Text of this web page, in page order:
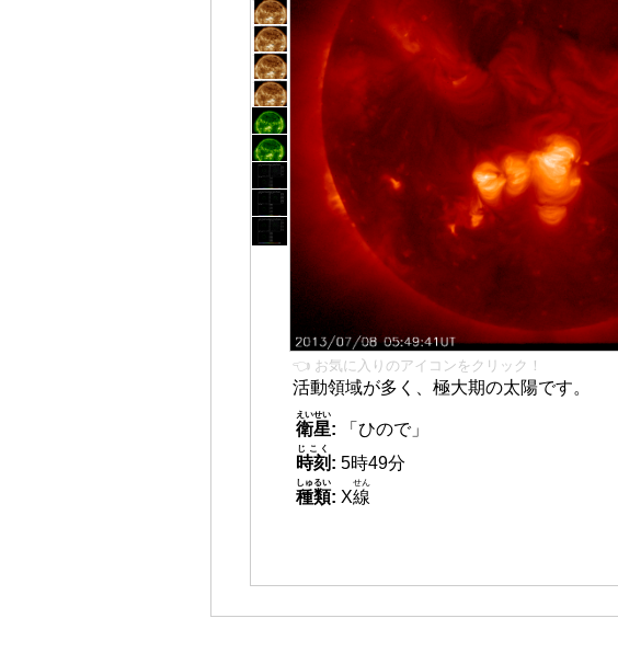
👈 お気に入りのアイコンをクリック！
活動領域が多く、極大期の太陽です。
衛星
えいせい
:
「ひので」
時刻
じこく
: 5時49分
種類
しゅるい
: X線
せん